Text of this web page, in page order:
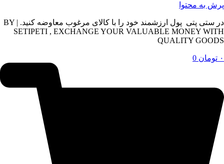
پرش به محتوا
در ستی پتی پول ارزشمند خود را با کالای مرغوب معاوضه کنید. | BY
SETIPETI , EXCHANGE YOUR VALUABLE MONEY WITH
QUALITY GOODS
۰ تومان 0